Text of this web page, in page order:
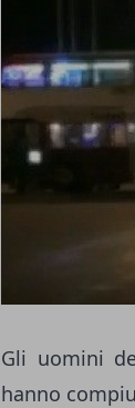
Gli uomini
hanno